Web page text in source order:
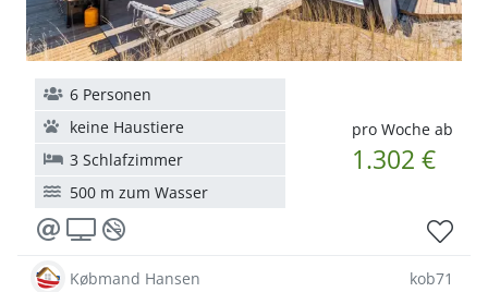
pro Woche ab
1.302 €
6 Personen
keine Haustiere
3 Schlafzimmer
500 m zum Wasser
Købmand Hansen kob71